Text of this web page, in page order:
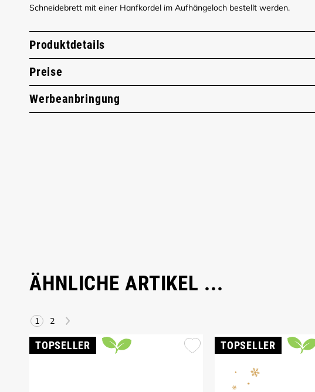
Schneidebrett mit einer Hanfkordel im Aufhängeloch bestellt werden.
Produktdetails
Preise
Werbeanbringung
ÄHNLICHE ARTIKEL ...
1 2 >
TOPSELLER TOPSELLER